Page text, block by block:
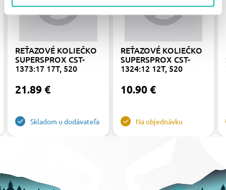
REŤAZOVÉ KOLIEČKO
SUPERSPROX CST-
1373:17 17T, 520
21.89 €
Skladom u dodávateľa
REŤAZOVÉ KOLIEČKO
SUPERSPROX CST-
1324:12 12T, 520
10.90 €
Na objednávku